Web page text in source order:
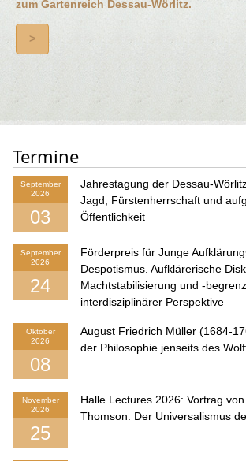
zum Gartenreich Dessau-Wörlitz.
>
Termine
September
2026
03
Jahrestagung der Dessau-
Jagd, Fürstenherrschaft und
Öffentlichkeit
September
2026
24
Förderpreis für Junge
Despotismus. Aufklärerische
Machtstabilisierung und -
interdisziplinärer Perspektive
Oktober
2026
08
August Friedrich Müller (1684-
der Philosophie jenseits des
November
2026
25
Halle Lectures 2026: Vortrag
Thomson: Der Universalismus